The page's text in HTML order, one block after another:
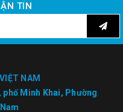
TIN
NAM
phố Minh Khai, Phường